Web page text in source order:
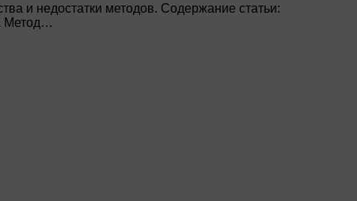
и недостатки методов. Содержание статьи:
Метод…